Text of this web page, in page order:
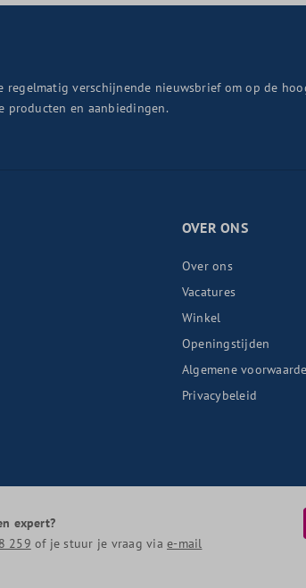
regelmatig verschijnende nieuwsbrief om op de
producten en aanbiedingen.
OVER ONS
Over ons
Vacatures
Winkel
Openingstijden
Algemene
Privacybeleid
expert?
259 of je stuur je vraag viae-mail